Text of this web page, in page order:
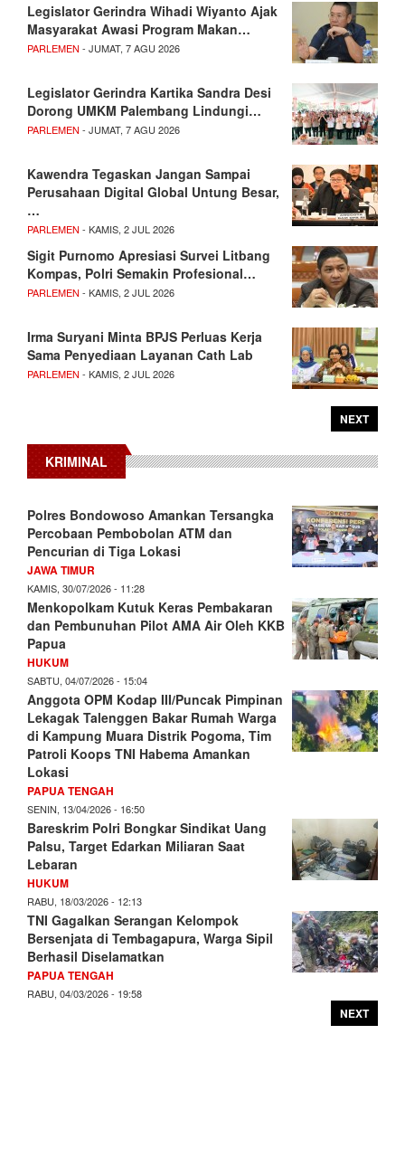
Legislator Gerindra Wihadi Wiyanto Ajak
Masyarakat Awasi Program Makan…
PARLEMEN - JUMAT, 7 AGU 2026
Legislator Gerindra Kartika Sandra Desi
Dorong UMKM Palembang Lindungi…
PARLEMEN - JUMAT, 7 AGU 2026
Kawendra Tegaskan Jangan Sampai
Perusahaan Digital Global Untung Besar,
…
PARLEMEN - KAMIS, 2 JUL 2026
Sigit Purnomo Apresiasi Survei Litbang
Kompas, Polri Semakin Profesional…
PARLEMEN - KAMIS, 2 JUL 2026
Irma Suryani Minta BPJS Perluas Kerja
Sama Penyediaan Layanan Cath Lab
PARLEMEN - KAMIS, 2 JUL 2026
NEXT
KRIMINAL
Polres Bondowoso Amankan Tersangka
Percobaan Pembobolan ATM dan
Pencurian di Tiga Lokasi
JAWA TIMUR
KAMIS, 30/07/2026 - 11:28
Menkopolkam Kutuk Keras Pembakaran
dan Pembunuhan Pilot AMA Air Oleh KKB
Papua
HUKUM
SABTU, 04/07/2026 - 15:04
Anggota OPM Kodap III/Puncak Pimpinan
Lekagak Talenggen Bakar Rumah Warga
di Kampung Muara Distrik Pogoma, Tim
Patroli Koops TNI Habema Amankan
Lokasi
PAPUA TENGAH
SENIN, 13/04/2026 - 16:50
Bareskrim Polri Bongkar Sindikat Uang
Palsu, Target Edarkan Miliaran Saat
Lebaran
HUKUM
RABU, 18/03/2026 - 12:13
TNI Gagalkan Serangan Kelompok
Bersenjata di Tembagapura, Warga Sipil
Berhasil Diselamatkan
PAPUA TENGAH
RABU, 04/03/2026 - 19:58
NEXT